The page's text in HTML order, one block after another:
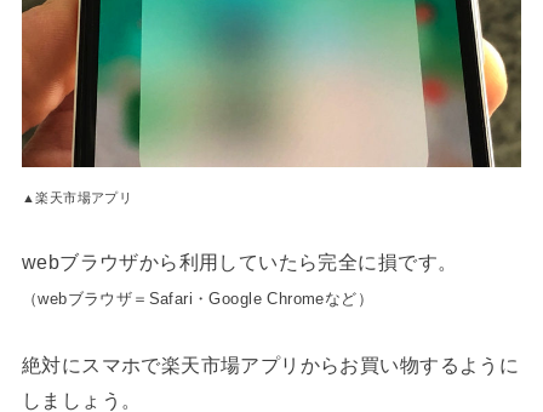
▲楽天市場アプリ
webブラウザから利用していたら完全に損です。
（webブラウザ＝Safari・Google Chromeなど）
絶対にスマホで楽天市場アプリからお買い物するように
しましょう。